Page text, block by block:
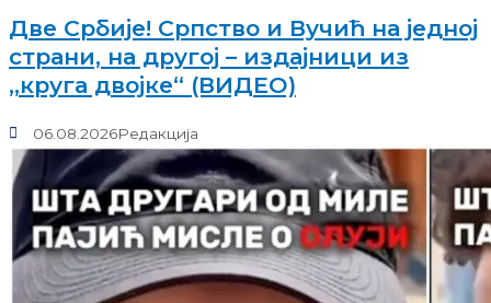
Две Србије! Српство и Вучић на једној
страни, на другој – издајници из
„круга двојке“ (ВИДЕО)
06.08.2026Редакција